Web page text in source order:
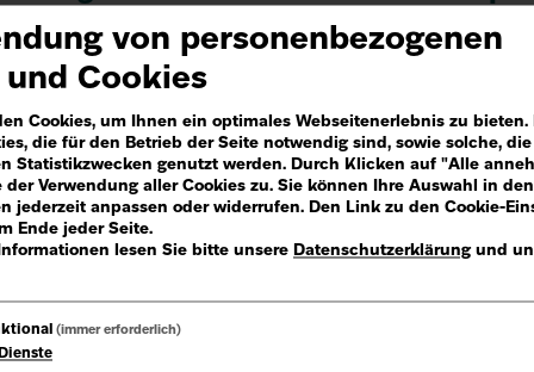
für Schwer­­behin­derte.
liegen.
WCim Eingangs­bereich.
du in der Kinderwelt nicht
unsere ANOHIs fragen. Du erkennst
von personenbezogenen
und Cookies
Cookies, um Ihnen ein optimales Webseitenerlebnis zu bieten.
die für den Betrieb der Seite notwendig sind, sowie solche,
Statistikzwecken genutzt werden. Durch Klicken auf "Alle
der Verwendung aller Cookies zu. Sie können Ihre Auswahl in
jederzeit anpassen oder widerrufen. Den Link zu den Cookie-
Ende jeder Seite.
lesen Sie bitte unsere Datenschutzerklärungund
(immer erforderlich)